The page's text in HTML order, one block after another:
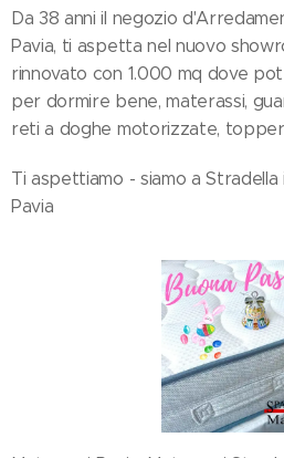
Da 38 anni il negozio
Pavia, ti aspetta nel nuovo
rinnovato con 1.000 mq dove
per dormire bene, materassi,
reti a doghe motorizzate,
Ti aspettiamo - siamo a Stradella
Pavia